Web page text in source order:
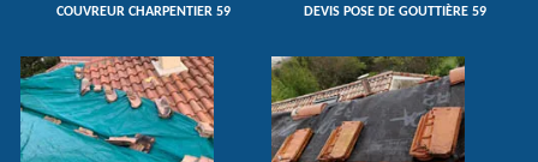
COUVREUR CHARPENTIER 59 DEVIS POSE DE GOUTTIÈRE 59